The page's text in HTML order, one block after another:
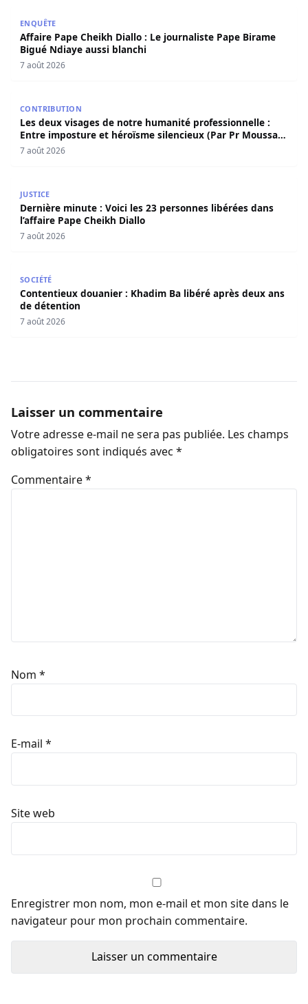
ENQUÊTE
Affaire Pape Cheikh Diallo : Le journaliste Pape Birame
Bigué Ndiaye aussi blanchi
7 août 2026
CONTRIBUTION
Les deux visages de notre humanité professionnelle :
Entre imposture et héroïsme silencieux (Par Pr Moussa
Seydi)
7 août 2026
JUSTICE
Dernière minute : Voici les 23 personnes libérées dans
l’affaire Pape Cheikh Diallo
7 août 2026
SOCIÉTÉ
Contentieux douanier : Khadim Ba libéré après deux ans
de détention
7 août 2026
Laisser un commentaire
Votre adresse e-mail ne sera pas publiée. Les champs
obligatoires sont indiqués avec *
Commentaire*
Nom *
E-mail *
Site web
Enregistrer mon nom, mon e-mail et mon site dans le
navigateur pour mon prochain commentaire.